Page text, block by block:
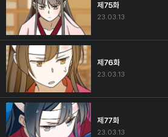
제75화
23.03.13
제76화
23.03.13
제77화
23.03.13